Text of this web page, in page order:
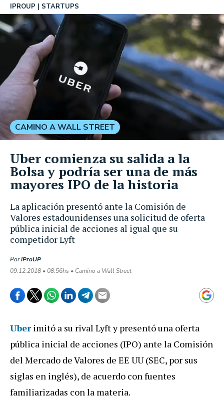
La aplicación presentó ante la Comisión de
Valores estadounidenses una solicitud de oferta
pública inicial de acciones al igual que su
competidor Lyft
IPROUP STARTUPS
PoriProUP
09.12.2018 • 08:56hs • Camino a Wall Street
CAMINO A WALL STREET
Uber comienza su salida a la
Bolsa y podría ser una de más
mayores IPO de la historia
Uberimitó a su rival Lyft y presentó una oferta
pública inicial de acciones (IPO) ante la Comisión
del Mercado de Valores de EE UU (SEC, por sus
siglas en inglés), de acuerdo con fuentes
familiarizadas con la materia.